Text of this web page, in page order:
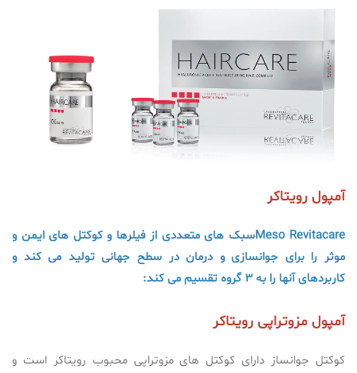
آمپول رویتاکر
Meso Revitacareسبک های متعددی از فیلرها و کوکتل های ایمن و
موثر را برای جوانسازی و درمان در سطح جهانی تولید می کند و
کاربردهای آنها را به 3 گروه تقسیم می کند:
آمپول مزوتراپی رویتاکر
کوکتل جوانساز دارای کوکتل های مزوتراپی محبوب رویتاکر است و